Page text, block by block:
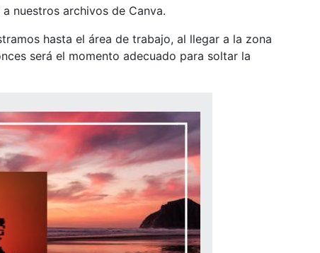
nuestros archivos de Canva.
hasta el área de trabajo, al llegar a la zona
será el momento adecuado para soltar la